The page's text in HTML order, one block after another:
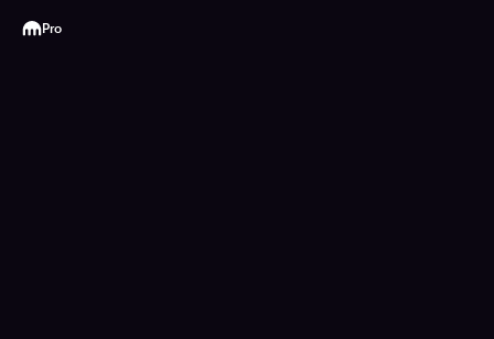
Kraken
Pro